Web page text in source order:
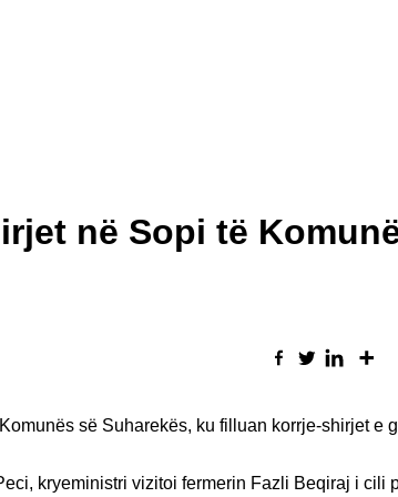
në Sopi të
së Suharekës, ku filluan korrje-shirjet e
kryeministri vizitoi fermerin Fazli Beqiraj i cili